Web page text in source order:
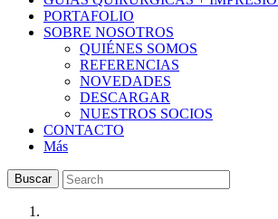
PORTAFOLIO
SOBRE NOSOTROS
QUIÉNES SOMOS
REFERENCIAS
NOVEDADES
DESCARGAR
NUESTROS SOCIOS
CONTACTO
Más
Buscar